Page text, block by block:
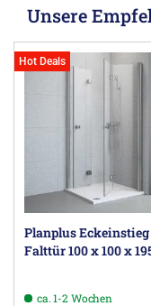
Unsere
Hot Deals
Planplus
Falttür 100 x 100 x
ca. 1-2 Wochen